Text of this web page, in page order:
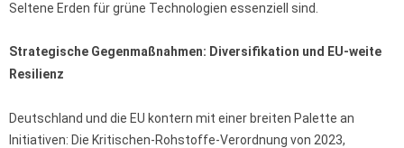
Seltene Erden für grüne Technologien essenziell sind.
Strategische Gegenmaßnahmen: Diversifikation und EU-weite
Resilienz
Deutschland und die EU kontern mit einer breiten Palette an
Initiativen: Die Kritischen-Rohstoffe-Verordnung von 2023,